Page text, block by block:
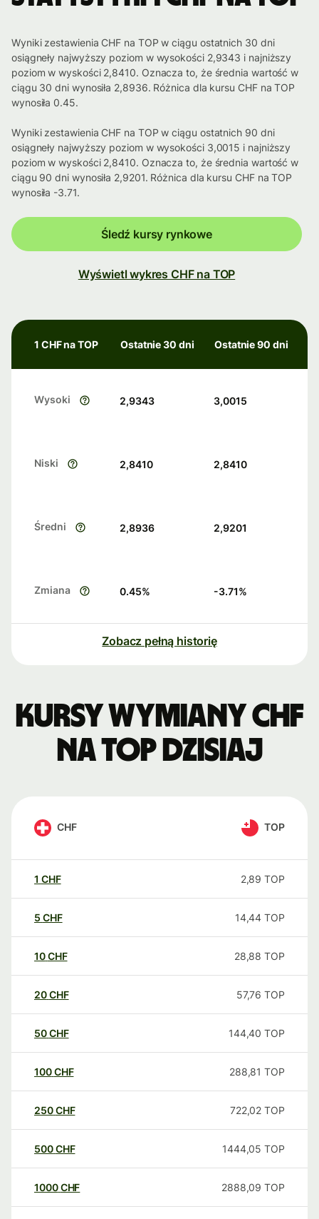
Wyniki zestawienia CHF na TOP w ciągu ostatnich 30 dni
osiągneły najwyższy poziom w wysokości 2,9343 i najniższy
poziom w wyskości 2,8410. Oznacza to, że średnia wartość w
ciągu 30 dni wynosiła 2,8936. Różnica dla kursu CHF na TOP
wynosiła 0.45.
Wyniki zestawienia CHF na TOP w ciągu ostatnich 90 dni
osiągneły najwyższy poziom w wysokości 3,0015 i najniższy
poziom w wyskości 2,8410. Oznacza to, że średnia wartość w
ciągu 90 dni wynosiła 2,9201. Różnica dla kursu CHF na TOP
wynosiła -3.71.
Śledź kursy rynkowe
Wyświetl wykres CHF na TOP
1 CHF na TOP Ostatnie 30 dni Ostatnie 90 dni
Wysoki 2,9343 3,0015
Niski 2,8410 2,8410
Średni 2,8936 2,9201
Zmiana 0.45% -3.71%
Zobacz pełną historię
Kursy wymiany CHF
na TOP dzisiaj
CHF TOP
1 CHF 2,89 TOP
5 CHF 14,44 TOP
10CHF 28,88 TOP
20CHF 57,76 TOP
50CHF 144,40 TOP
100CHF 288,81 TOP
250CHF 722,02 TOP
500CHF 1444,05 TOP
1000CHF 2888,09 TOP